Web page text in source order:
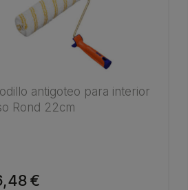
antigoteo para interior
Rond 22cm
€